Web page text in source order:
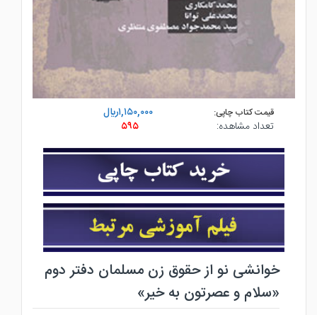
قیمت کتاب چاپی:
۱,۱۵۰,۰۰۰ريال
تعداد مشاهده:
۵۹۵
خوانشی نو از حقوق زن مسلمان دفتر دوم
«سلام و عصرتون به خیر»